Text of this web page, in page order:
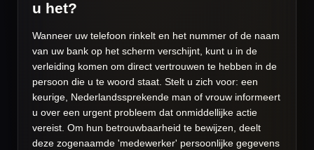
u het?
Wanneer uw telefoon rinkelt en het nummer of de naam
van uw bank op het scherm verschijnt, kunt u in de
verleiding komen om direct vertrouwen te hebben in de
persoon die u te woord staat. Stelt u zich voor: een
keurige, Nederlandssprekende man of vrouw informeert
u over een urgent probleem dat onmiddellijke actie
vereist. Om hun betrouwbaarheid te bewijzen, deelt
deze zogenaamde 'medewerker' persoonlijke gegevens